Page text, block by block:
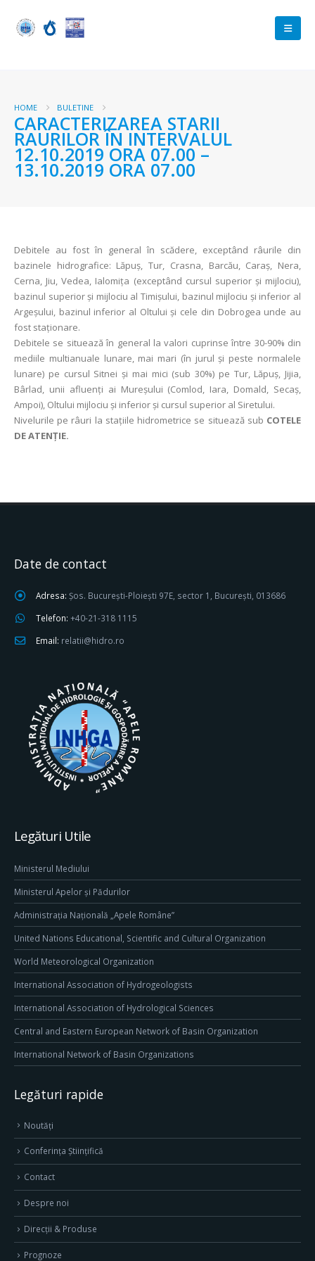
HOME BULETINE
CARACTERIZAREA STARII
RAURILOR ÎN INTERVALUL
12.10.2019 ORA 07.00 –
13.10.2019 ORA 07.00
Debitele au fost în general în scădere, exceptând râurile din
bazinele hidrografice: Lăpuș, Tur, Crasna, Barcău, Caraș, Nera,
Cerna, Jiu, Vedea, Ialomița (exceptând cursul superior și mijlociu),
bazinul superior și mijlociu al Timișului, bazinul mijlociu și inferior al
Argeșului, bazinul inferior al Oltului și cele din Dobrogea unde au
fost staționare.
Debitele se situează în general la valori cuprinse între 30-90% din
mediile multianuale lunare, mai mari (în jurul și peste normalele
lunare) pe cursul Sitnei şi mai mici (sub 30%) pe Tur, Lăpuş, Jijia,
Bârlad, unii afluenţi ai Mureșului (Comlod, Iara, Domald, Secaș,
Ampoi), Oltului mijlociu și inferior şi cursul superior al Siretului.
Nivelurile pe râuri la stațiile hidrometrice se situează sub COTELE
DE ATENȚIE.
Date de contact
Adresa: Șos. București-Ploiești 97E, sector 1, București, 013686
Telefon: +40-21-318 1115
Email: relatii@hidro.ro
Legături Utile
Ministerul Mediului
Ministerul Apelor și Pădurilor
Administrația Națională „Apele Române”
United Nations Educational, Scientific and Cultural Organization
World Meteorological Organization
International Association of Hydrogeologists
International Association of Hydrological Sciences
Central and Eastern European Network of Basin Organization
International Network of Basin Organizations
Legături rapide
Noutăți
Conferința Științifică
Contact
Despre noi
Direcţii & Produse
Prognoze